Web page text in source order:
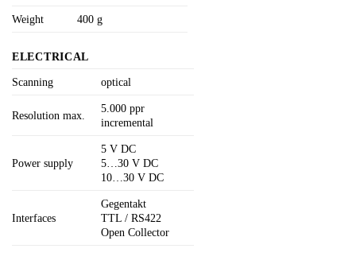
Weight 400 g
ELECTRICAL
Scanning
optical
Resolution max.
5.000 ppr
incremental
Power supply
5 V DC
5…30 V DC
10…30 V DC
Interfaces
Gegentakt
TTL / RS422
Open Collector